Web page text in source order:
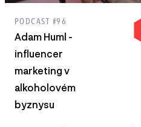
PODCAST #96
Adam Huml -
influencer
marketing v
alkoholovém
byznysu